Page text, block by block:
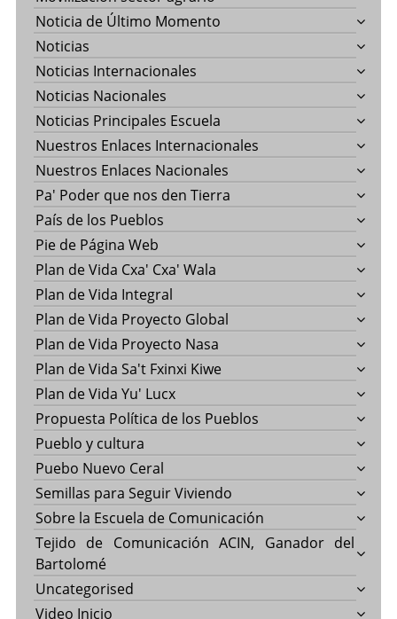
Noticia de Último Momento
Noticias
Noticias Internacionales
Noticias Nacionales
Noticias Principales Escuela
Nuestros Enlaces Internacionales
Nuestros Enlaces Nacionales
Pa' Poder que nos den Tierra
País de los Pueblos
Pie de Página Web
Plan de Vida Cxa' Cxa' Wala
Plan de Vida Integral
Plan de Vida Proyecto Global
Plan de Vida Proyecto Nasa
Plan de Vida Sa't Fxinxi Kiwe
Plan de Vida Yu' Lucx
Propuesta Política de los Pueblos
Pueblo y cultura
Puebo Nuevo Ceral
Semillas para Seguir Viviendo
Sobre la Escuela de Comunicación
Tejido de Comunicación ACIN, Ganador del
Bartolomé
Uncategorised
Video Inicio